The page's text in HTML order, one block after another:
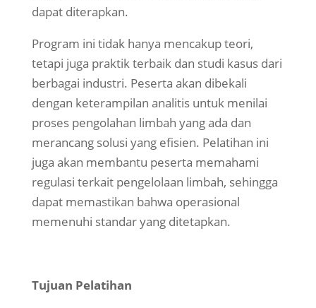
dapat diterapkan.
Program ini tidak hanya mencakup teori,
tetapi juga praktik terbaik dan studi kasus dari
berbagai industri. Peserta akan dibekali
dengan keterampilan analitis untuk menilai
proses pengolahan limbah yang ada dan
merancang solusi yang efisien. Pelatihan ini
juga akan membantu peserta memahami
regulasi terkait pengelolaan limbah, sehingga
dapat memastikan bahwa operasional
memenuhi standar yang ditetapkan.
Tujuan Pelatihan